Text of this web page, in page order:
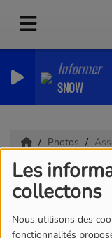
Les
collectons
Nous utilisons des
fonctionnalités
Informer
SNOW
Photos